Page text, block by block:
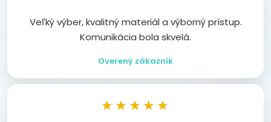
Veľký výber, kvalitný materiál a výborný prístup.
Komunikácia bola skvelá.
Overený zákazník
★★★★★